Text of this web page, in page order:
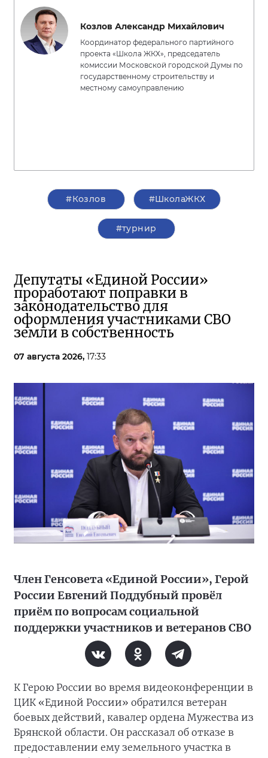
Козлов Александр Михайлович
Координатор федерального партийного
проекта «Школа ЖКХ», председатель
комиссии Московской городской Думы по
государственному строительству и
местному самоуправлению
#Козлов #ШколаЖКХ
#турнир
Депутаты «Единой России»
проработают поправки в
законодательство для
оформления участниками СВО
земли в собственность
07 августа 2026, 17:33
Член Генсовета «Единой России», Герой
России Евгений Поддубный провёл
приём по вопросам социальной
поддержки участников и ветеранов СВО
К Герою России во время видеоконференции в
ЦИК «Единой России» обратился ветеран
боевых действий, кавалер ордена Мужества из
Брянской области. Он рассказал об отказе в
предоставлении ему земельного участка в